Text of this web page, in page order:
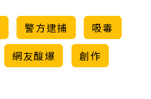
警方逮捕
吸毒
網友酸爆
創作